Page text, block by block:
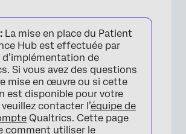
: La mise en place du Patient
Hub est effectuée par
d’implémentation de
Si vous avez des questions
mise en œuvre ou si cette
est disponible pour votre
contacter l’équipe de
Qualtrics. Cette page
comment utiliser le